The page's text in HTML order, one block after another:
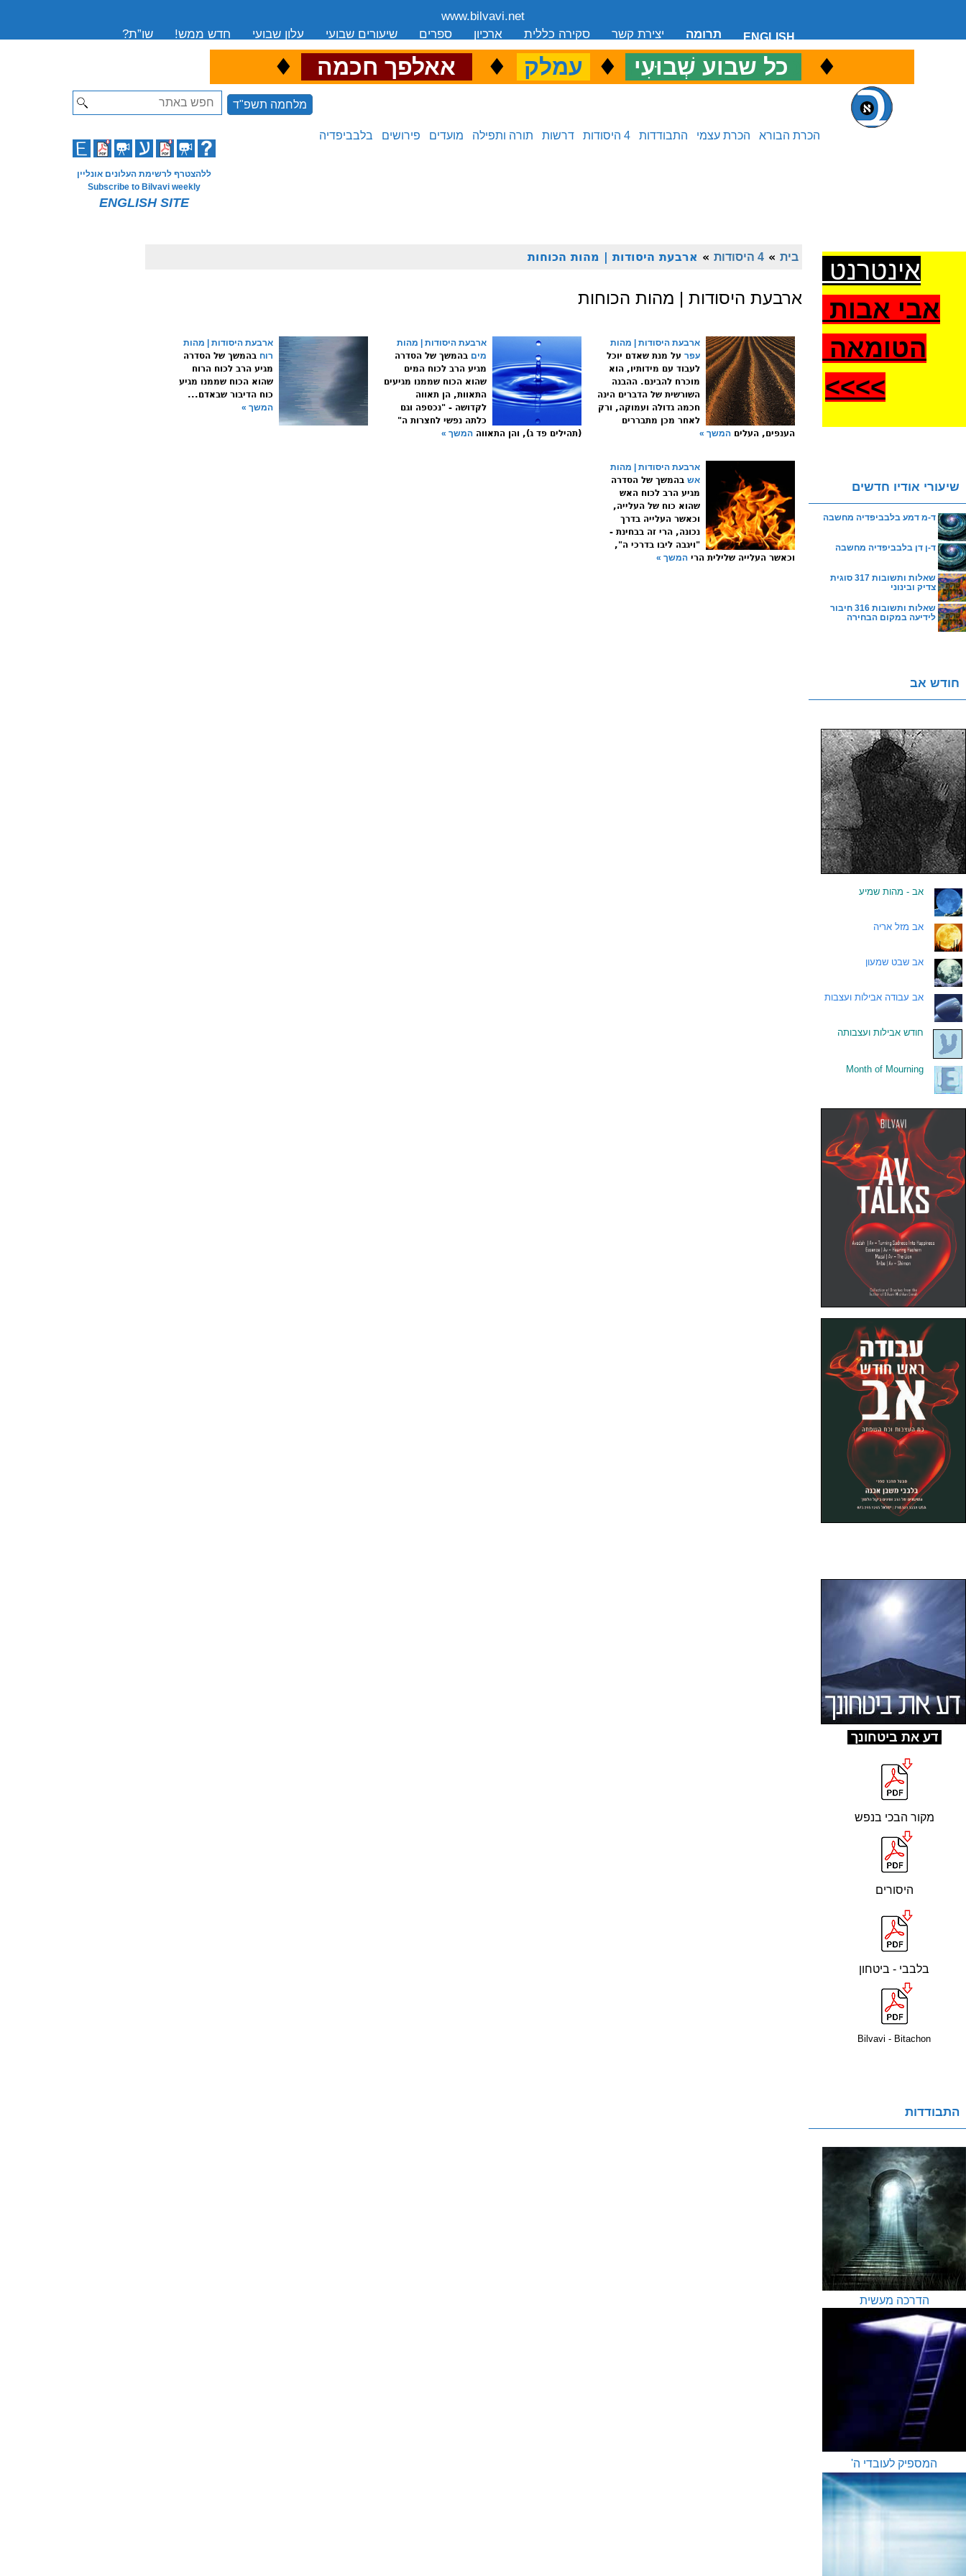
www.bilvavi.net
שו”ת?
חדש ממש! עלון שבועי שיעורים שבועי ספרים ארכיון סקירה כללית יצירת קשר תרומה ENGLISH
♦ כל שבוע שְׁבוּעִי ♦ עמלק ♦ אאלפך חכמה ♦
Search
מלחמה תשפ"ד
הכרת הבורא הכרת עצמי התבודדות 4 היסודות דרשות תורה ותפילה מועדים פירושים בלבביפדיה
ללהצטרף לרשימת העלונים אונליין
Subscribe to Bilvavi weekly
ENGLISH SITE
בית »4 היסודות » ארבעת היסודות | מהות הכוחות
ארבעת היסודות | מהות הכוחות
ארבעת היסודות | מהות
עפר על מנת שאדם יוכל
לעבוד עם מידותיו, הוא
מוכרח להבינם. ההבנה
השורשית של הדברים הינה
חכמה גדולה ועמוקה, ורק
לאחר מכן מתבררים
הענפים, העליםהמשך »
ארבעת היסודות | מהות
מים בהמשך של הסדרה
מגיע הרב לכוח המים
שהוא הכוח שממנו מגיעים
התאוות, הן תאווה
לקדושה - "נכספה וגם
כלתה נפשי לחצרות ה"
(תהילים פד ג), והן התאווההמשך »
ארבעת היסודות | מהות
רוח בהמשך של הסדרה
מגיע הרב לכוח הרוח
שהוא הכוח שממנו מגיע
כוח הדיבור שבאדם...
המשך »
ארבעת היסודות | מהות
אש בהמשך של הסדרה
מגיע הרב לכוח האש
שהוא כוח של העלייה,
וכאשר העלייה בדרך
נכונה, הרי זה בבחינת -
"ויגבה ליבו בדרכי ה",
וכאשר העלייה שלילית הריהמשך »
אינטרנט
אבי אבות
הטומאה
>>>
>
שיעורי אודיו חדשים
ד-מ דמע בלבביפדיה מחשבה
ד-ן דן בלבביפדיה מחשבה
שאלות ותשובות 317 סוגית
צדיק ובינוני
שאלות ותשובות 316 חיבור
לידיעה במקום הבחירה
חודש אב
אב - מהות שמיע
אב מזל אריה
אב שבט שמעון
אב עבודה אבילות ועצבות
חודש אבילות ועצבותה
Month of Mourning
דע את ביטחונך
מקור הבכי בנפש
היסורים
בלבבי - ביטחון
Bilvavi - Bitachon
התבודדות
הדרכה מעשית
המספיק לעובדי ה'